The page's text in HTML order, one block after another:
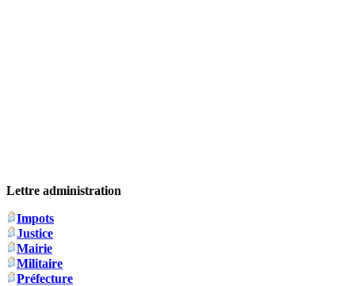
Lettre administration
Impots
Justice
Mairie
Militaire
Préfecture